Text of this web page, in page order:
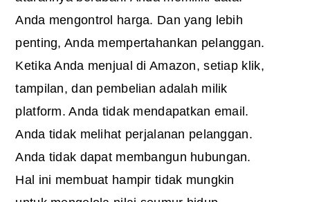
Anda mengontrol harga. Dan yang lebih
penting, Anda mempertahankan pelanggan.
Ketika Anda menjual di Amazon, setiap klik,
tampilan, dan pembelian adalah milik
platform. Anda tidak mendapatkan email.
Anda tidak melihat perjalanan pelanggan.
Anda tidak dapat membangun hubungan.
Hal ini membuat hampir tidak mungkin